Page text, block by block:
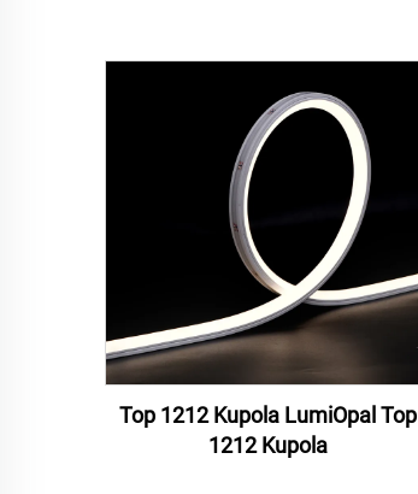
Top 1212 Kupola LumiOpal Top
1212 Kupola